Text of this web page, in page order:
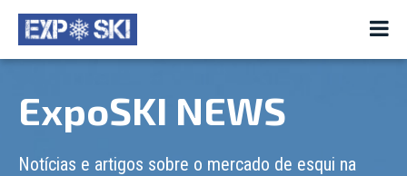
ExpoSKI NEWS
Notícias e artigos sobre o mercado de esqui na